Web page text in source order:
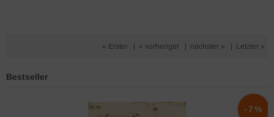
« Erster « vorheriger nächster » Letzter »
Bestseller
-7%